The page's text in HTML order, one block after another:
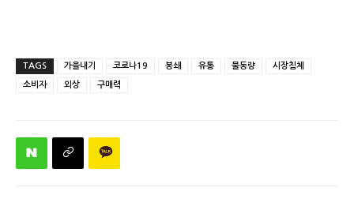
TAGS 가을내기 코로나19 봉쇄 유통 물동량 시장침체
소비자 외상 구매력